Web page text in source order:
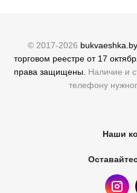
© 2017-2026
торговом реестре от 17
права защищены. Наличие и
телефону
Наши